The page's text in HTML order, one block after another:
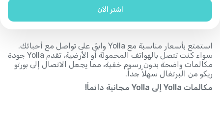
اشتر الآن
استمتع بأسعار مناسبة مع Yolla وابقَ على تواصل مع أحبائك.
سواء كنت تتصل بالهواتف المحمولة أو الأرضية، تقدم Yolla جودة
مكالمات واضحة بدون رسوم خفية، مما يجعل الاتصال إلى بورتو
ريكو من البرتغال سهلاً جداً.
مكالمات Yolla إلى Yolla مجانية دائماً!